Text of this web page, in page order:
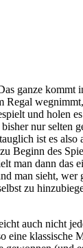
ganze kommt
und holen
nur selten
ist es also
Beginn des
man dann das
man sieht, wer
zu
auch nicht
eine klassische